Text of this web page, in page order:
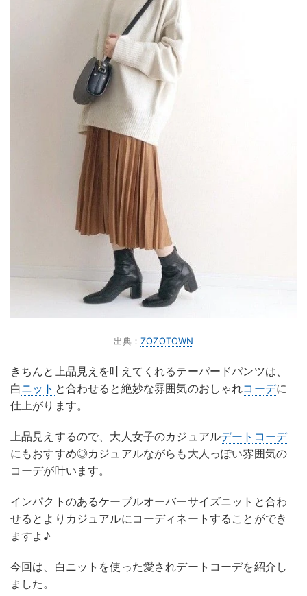
出典：ZOZOTOWN
きちんと上品見えを叶えてくれるテーパードパンツは、
白ニット と合わせると絶妙な雰囲気のおしゃれコーデに
仕上がります。
上品見えするので、大人女子のカジュアルデートコーデ
にもおすすめ◎カジュアルながらも大人っぽい雰囲気の
コーデが叶います。
インパクトのあるケーブルオーバーサイズニットと合わ
せるとよりカジュアルにコーディネートすることができ
ますよ♪
今回は、白ニットを使った愛されデートコーデを紹介し
ました。